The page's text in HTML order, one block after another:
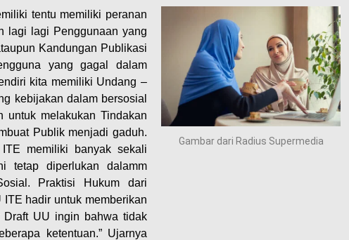
tentu memiliki peranan
lagi lagi Penggunaan yang
Kandungan Publikasi
yang gagal dalam
kita memiliki Undang –
kebijakan dalam bersosial
untuk melakukan Tindakan
Publik menjadi gaduh.
memiliki banyak sekali
tetap diperlukan dalamm
Praktisi Hukum dari
hadir untuk memberikan
Draft UU ingin bahwa tidak
ketentuan.” Ujarnya
Gambar dari Radius Supermedia